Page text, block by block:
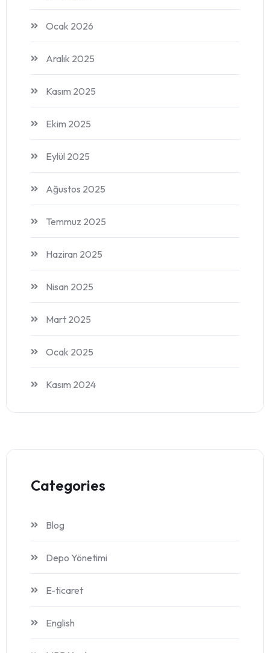
Ocak 2026
Aralık 2025
Kasım 2025
Ekim 2025
Eylül 2025
Ağustos 2025
Temmuz 2025
Haziran 2025
Nisan 2025
Mart 2025
Ocak 2025
Kasım 2024
Categories
Blog
Depo Yönetimi
E-ticaret
English